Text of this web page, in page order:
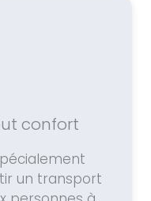
confort
un transport